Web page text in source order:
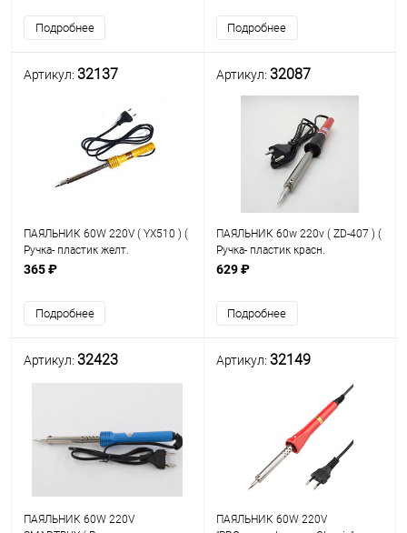
Подробнее Подробнее
Артикул: 32137
ПАЯЛЬНИК 60W 220V ( YX510 ) (
Ручка- пластик желт.
);нихромовый нагреват; Ya Xun;
365 ₽
Подробнее
Артикул: 32087
ПАЯЛЬНИК 60w 220v ( ZD-407 ) (
Ручка- пластик красн.
);нихромовый нагреват; Long
долговеч.жало:d=5,8мм,тип:B3-
1( 32336 ),B3-2( 32118 ),B3-3(3
629 ₽
Подробнее
Артикул: 32423
ПАЯЛЬНИК 60W 220V
Артикул: 32149
ПАЯЛЬНИК 60W 220V